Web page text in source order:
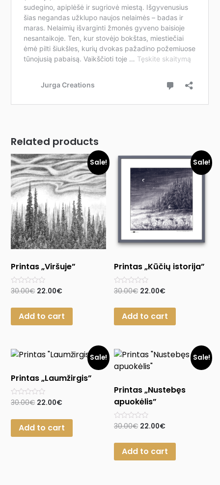
Related products
Sale!
Printas „Viršuje”
Rated
of
30.00€ 22.00€
Add to cart
Sale!
Printas „Kūčių istorija”
Rated
of
30.00€ 22.00€
Add to cart
Sale!
Printas „Laumžirgis”
Rated
of
30.00€ 22.00€
Add to cart
Sale!
Printas „Nustebęs
apuokėlis”
Rated
of
30.00€ 22.00€
Add to cart